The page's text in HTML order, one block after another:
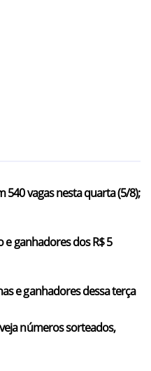
540 vagas nesta quarta (5/8);
e ganhadores dos R$ 5
e ganhadores dessa terça
números sorteados,